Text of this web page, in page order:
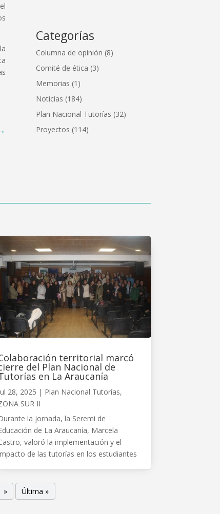
Categorías
Columna de opinión (8)
Comité de ética (3)
Memorias (1)
Noticias (184)
Plan Nacional Tutorías (32)
Proyectos (114)
territorial marcó
del Plan Nacional de
en La Araucanía
28, 2025 | Plan Nacional Tutorías,
SUR II
la jornada, la Seremi de
de La Araucanía, Marcela
valoró la implementación y el
de las tutorías en los estudiantes
» Última »